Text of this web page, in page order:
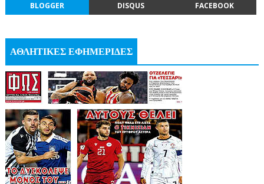
BLOGGER DISQUS FACEBOOK
ΑΘΛΗΤΙΚΕΣ ΕΦΗΜΕΡΙΔΕΣ